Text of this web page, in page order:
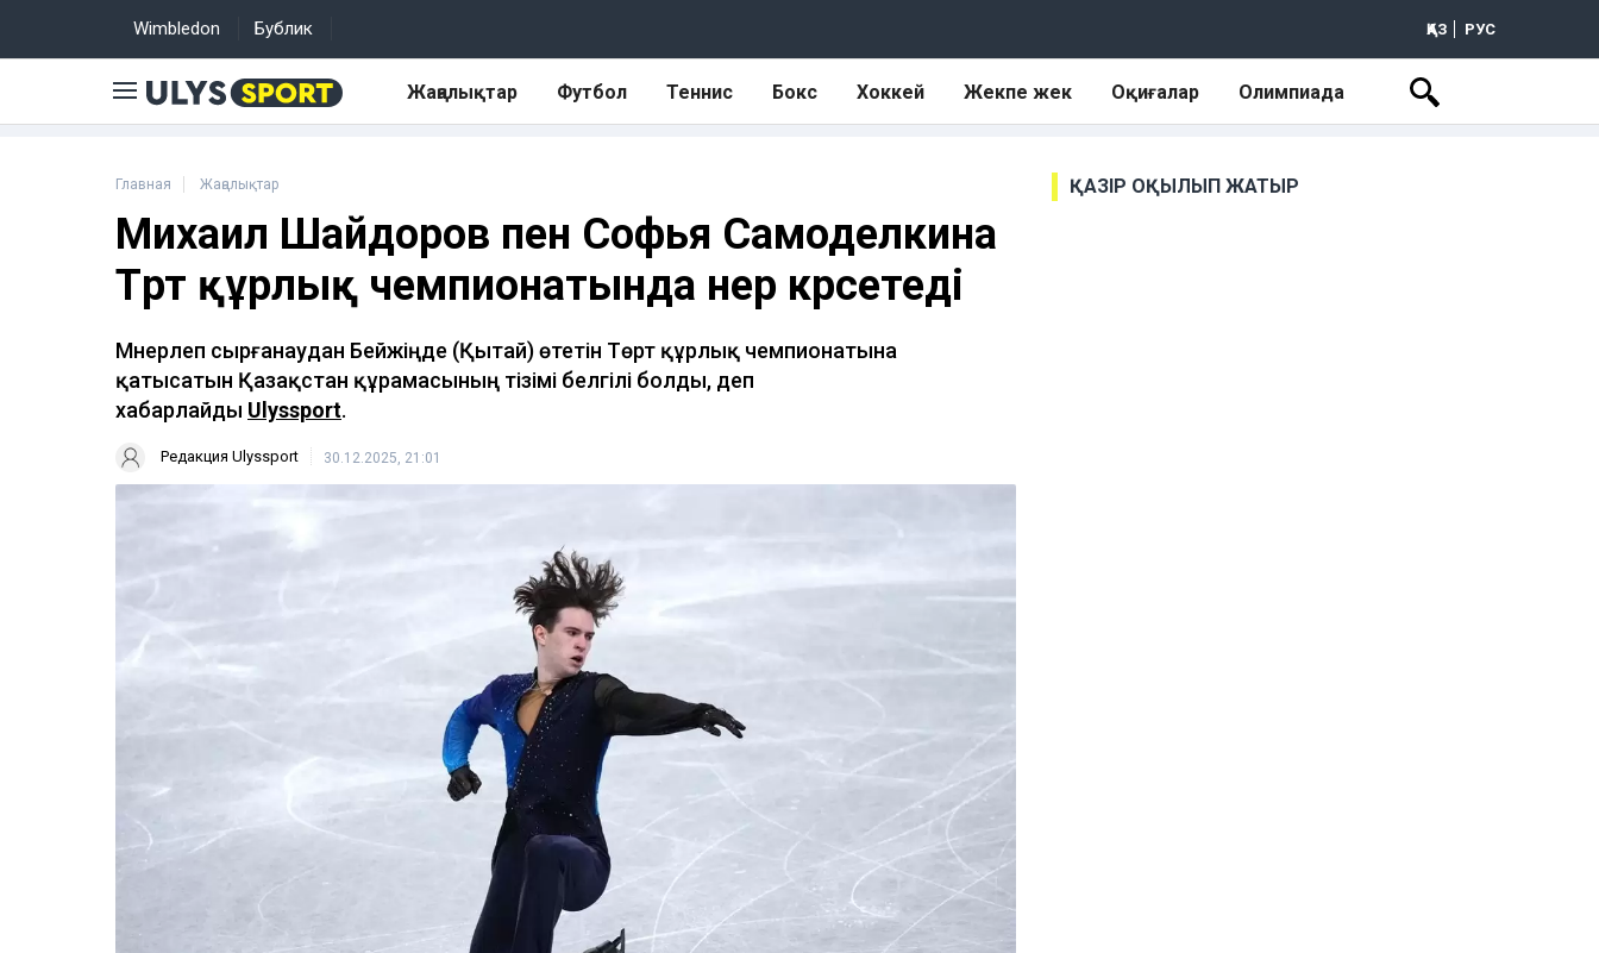
Wimbledon Бублик ҚАЗ РУС
Жаңалықтар Футбол Теннис Бокс Хоккей Жекпе жек Оқиғалар Олимпиада
Главная Жаңалықтар
Михаил Шайдоров пен Софья Самоделкина
Төрт құрлық чемпионатында өнер көрсетеді
Мәнерлеп сырғанаудан Бейжіңде (Қытай) өтетін Төрт құрлық чемпионатына
қатысатын Қазақстан құрамасының тізімі белгілі болды, деп
хабарлайды Ulyssport.
Редакция Ulyssport 30.12.2025, 21:01
ҚАЗІР ОҚЫЛЫП ЖАТЫР